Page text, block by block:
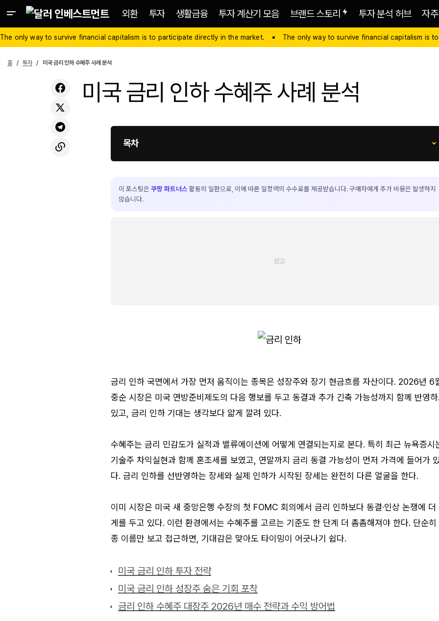
외환 투자 생활금융 투자 계산기 모음 브랜드 스토리 투자 분석 허브 자
The only way to survive financial capitalism is to participate directly in the market. The only way to survive financial capitalism is
홈 투자 미국 금리 인하 수혜주 사례 분석
미국 금리 인하 수혜주 사례 분석
목차
이 포스팅은 쿠팡 파트너스 활동의 일환으로, 이에 따른 일정액의 수수료를 제공받습니다. 구매자에게 추가 비용은 발생하지
않습니다.
금리 인하 국면에서 가장 먼저 움직이는 종목은 성장주와 장기 현금흐름 자산이다. 2026년 6
중순 시장은 미국 연방준비제도의 다음 행보를 두고 동결과 추가 긴축 가능성까지 함께 반영
있고, 금리 인하 기대는 생각보다 얇게 깔려 있다.
수혜주는 금리 민감도가 실적과 밸류에이션에 어떻게 연결되는지로 본다. 특히 최근 뉴욕증시
기술주 차익실현과 함께 혼조세를 보였고, 연말까지 금리 동결 가능성이 먼저 가격에 들어가
다. 금리 인하를 선반영하는 장세와 실제 인하가 시작된 장세는 완전히 다른 얼굴을 한다.
이미 시장은 미국 새 중앙은행 수장의 첫 FOMC 회의에서 금리 인하보다 동결·인상 논쟁에 더
게를 두고 있다. 이런 환경에서는 수혜주를 고르는 기준도 한 단계 더 촘촘해져야 한다. 단순히
종 이름만 보고 접근하면, 기대감은 맞아도 타이밍이 어긋나기 쉽다.
미국 금리 인하 투자 전략
미국 금리 인하 성장주 숨은 기회 포착
금리 인하 수혜주 대장주 2026년 매수 전략과 수익 방어법